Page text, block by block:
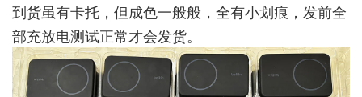
到货虽有卡托，但成色一般般，全有小划痕，发前全
部充放电测试正常才会发货。